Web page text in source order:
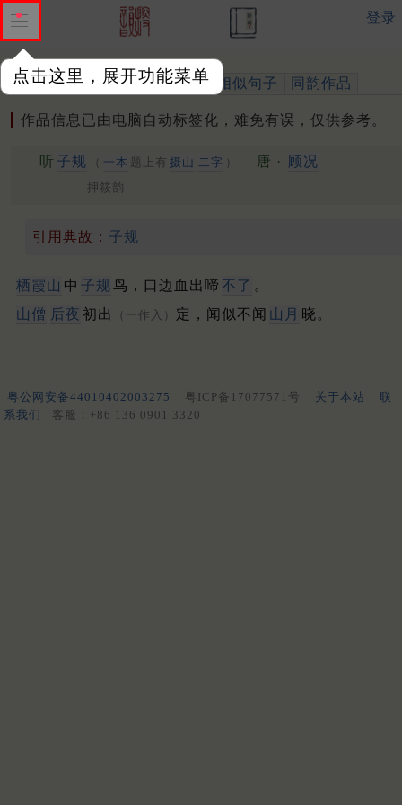
点击这里，展开功能菜单
登录
作品 标注四声 出处、引用 相似句子 同韵作品
作品信息已由电脑自动标签化，难免有误，仅供参考。
听 子规 （ 一本 题上有 摄山 二字 ） 唐 · 顾况
押筱韵
引用典故： 子规
栖霞山 中 子规鸟，口边血出啼 不了 。
山僧 后夜 初出 （一作入） 定，闻似不闻 山月 晓。
粤公网安备44010402003275 粤ICP备17077571号 关于本站
联
系我们
客服：+86 136 0901 3320